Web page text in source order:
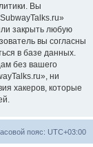
Вы
закрыть любую
вы согласны
в базе данных.
без вашего
ни
хакеров, которые
пояс: UTC+03:00